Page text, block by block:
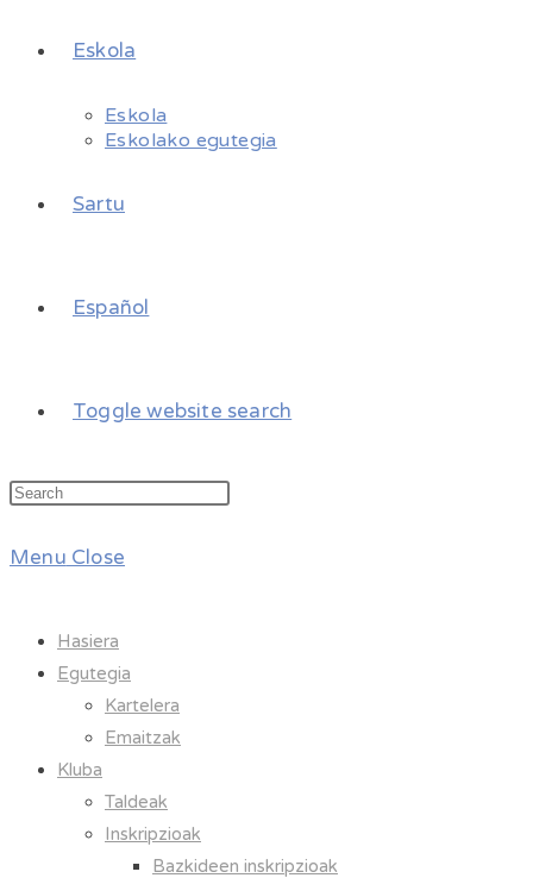
Eskola
Eskola
Eskolako egutegia
Sartu
Español
Toggle website search
Menu Close
Hasiera
Egutegia
Kartelera
Emaitzak
Kluba
Taldeak
Inskripzioak
Bazkideen inskripzioak